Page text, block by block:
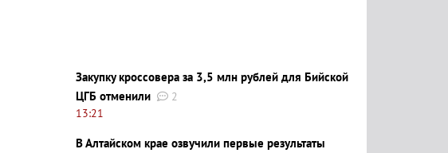
Закупку кроссовера за 3,5 млн рублей для Бийской
ЦГБ отменили
2
13:21
В Алтайском крае озвучили первые результаты